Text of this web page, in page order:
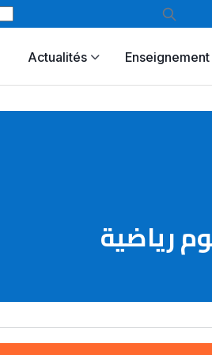
Actualités
رياضية